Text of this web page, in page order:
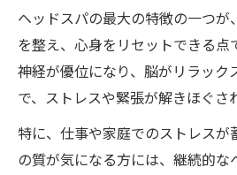
ヘッドスパの最大の特徴の一つ
を整え、心身をリセットできる点
神経が優位になり、脳がリラック
で、ストレスや緊張が解きほぐさ
特に、仕事や家庭でのストレス
の質が気になる方には、継続的